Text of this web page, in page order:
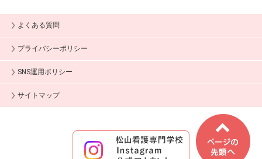
よくある質問
プライバシーポリシー
SNS運用ポリシー
サイトマップ